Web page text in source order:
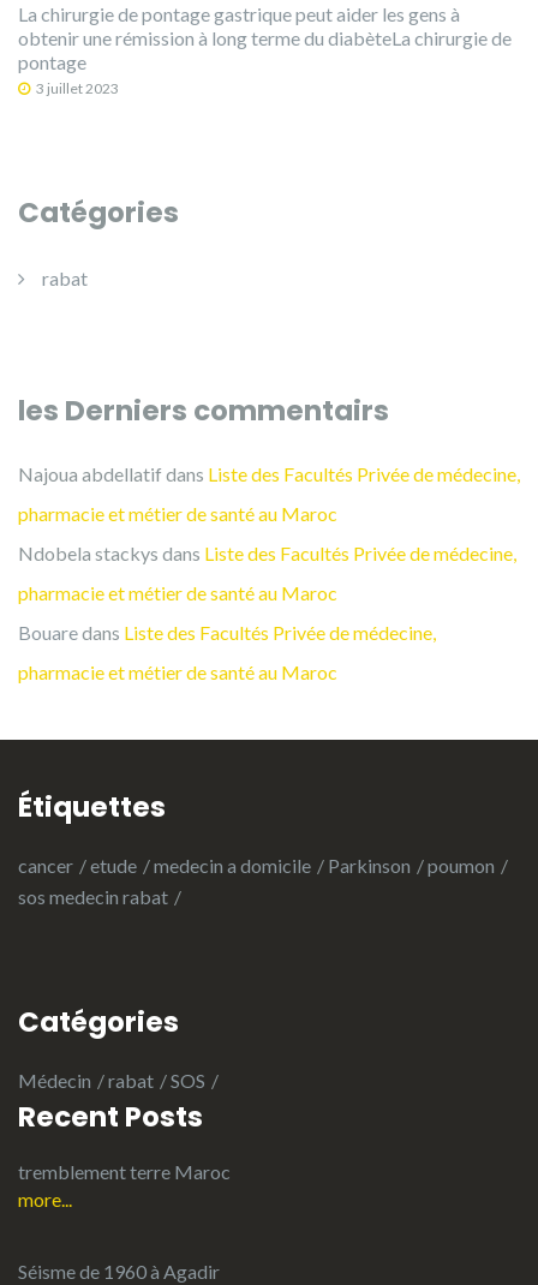
La chirurgie de pontage gastrique peut aider les gens à
obtenir une rémission à long terme du diabèteLa chirurgie de
pontage
3 juillet 2023
Catégories
rabat
les Derniers commentairs
Najoua abdellatif dans Liste des Facultés Privée de médecine,
pharmacie et métier de santé au Maroc
Ndobela stackys dans Liste des Facultés Privée de médecine,
pharmacie et métier de santé au Maroc
Bouaredans Liste des Facultés Privée de médecine,
pharmacie et métier de santé au Maroc
Étiquettes
cancer etude medecin a domicile Parkinson
poumon
sos medecin rabat
Catégories
Médecin rabat SOS
Recent Posts
tremblement terre Maroc
more...
Séisme de 1960 à Agadir